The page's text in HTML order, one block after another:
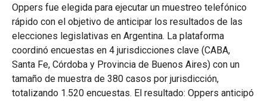
Oppers fue elegida para ejecutar un muestreo telefónico
rápido con el objetivo de anticipar los resultados de las
elecciones legislativas en Argentina. La plataforma
coordinó encuestas en 4 jurisdicciones clave (CABA,
Santa Fe, Córdoba y Provincia de Buenos Aires) con un
tamaño de muestra de 380 casos por jurisdicción,
totalizando 1.520 encuestas. El resultado: Oppers anticipó